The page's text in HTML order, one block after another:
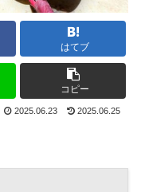
はてブ
コピー
2025.06.23 2025.06.25